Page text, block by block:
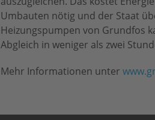
Umbauten nötig und der Staat
Heizungspumpen von Grundfos
Abgleich in weniger als zwei
Mehr Informationen unter